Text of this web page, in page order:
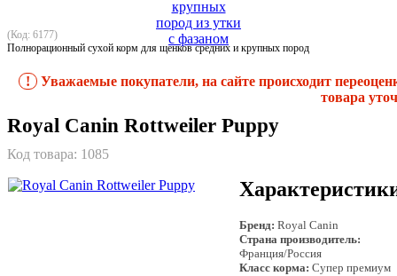
(Код: 6177)
Полнорационный сухой корм для щенков средних и крупных пород
!
Уважаемые покупатели, на сайте происходит
товара
Royal Canin Rottweiler Puppy
Код товара: 1085
Бренд: Royal Canin
Страна производитель:
Франция/Россия
Класс корма: Супер премиум